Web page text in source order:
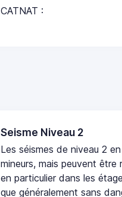
CATNAT :
Seisme Niveau 2
Les séismes de niveau 2
mineurs, mais peuvent
en particulier dans les
que généralement sans